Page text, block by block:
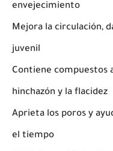
envejecimiento
Mejora la circulación,
juvenil
Contiene compuestos
hinchazón y la flacidez
Aprieta los poros y
el tiempo